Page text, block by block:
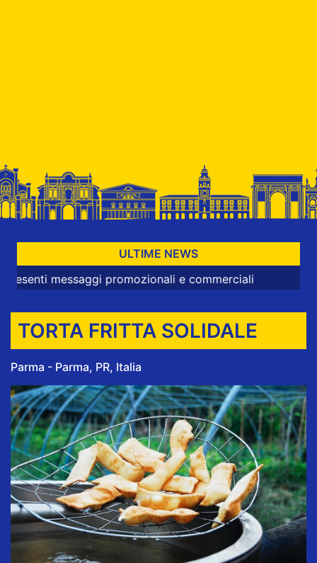
ULTIME NEWS
promozionali e commerciali
TORTA FRITTA SOLIDALE
Parma - Parma, PR, Italia